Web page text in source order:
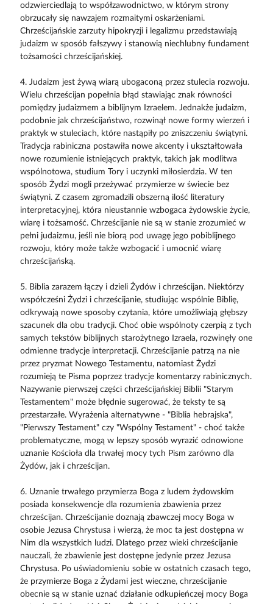
odzwierciedlają to współzawodnictwo, w którym strony
obrzucały się nawzajem rozmaitymi oskarżeniami.
Chrześcijańskie zarzuty hipokryzji i legalizmu przedstawiają
judaizm w sposób fałszywy i stanowią niechlubny fundament
tożsamości chrześcijańskiej.
4. Judaizm jest żywą wiarą ubogaconą przez stulecia rozwoju.
Wielu chrześcijan popełnia błąd stawiając znak równości
pomiędzy judaizmem a biblijnym Izraelem. Jednakże judaizm,
podobnie jak chrześcijaństwo, rozwinął nowe formy wierzeń i
praktyk w stuleciach, które nastąpiły po zniszczeniu świątyni.
Tradycja rabiniczna postawiła nowe akcenty i ukształtowała
nowe rozumienie istniejących praktyk, takich jak modlitwa
wspólnotowa, studium Tory i uczynki miłosierdzia. W ten
sposób Żydzi mogli przeżywać przymierze w świecie bez
świątyni. Z czasem zgromadzili obszerną ilość literatury
interpretacyjnej, która nieustannie wzbogaca żydowskie życie,
wiarę i tożsamość. Chrześcijanie nie są w stanie zrozumieć w
pełni judaizmu, jeśli nie biorą pod uwagę jego pobiblijnego
rozwoju, który może także wzbogacić i umocnić wiarę
chrześcijańską.
5. Biblia zarazem łączy i dzieli Żydów i chrześcijan. Niektórzy
współcześni Żydzi i chrześcijanie, studiując wspólnie Biblię,
odkrywają nowe sposoby czytania, które umożliwiają głębszy
szacunek dla obu tradycji. Choć obie wspólnoty czerpią z tych
samych tekstów biblijnych starożytnego Izraela, rozwinęły one
odmienne tradycje interpretacji. Chrześcijanie patrzą na nie
przez pryzmat Nowego Testamentu, natomiast Żydzi
rozumieją te Pisma poprzez tradycje komentarzy rabinicznych.
Nazywanie pierwszej części chrześcijańskiej Biblii "Starym
Testamentem" może błędnie sugerować, że teksty te są
przestarzałe. Wyrażenia alternatywne - "Biblia hebrajska",
"Pierwszy Testament" czy "Wspólny Testament" - choć także
problematyczne, mogą w lepszy sposób wyrazić odnowione
uznanie Kościoła dla trwałej mocy tych Pism zarówno dla
Żydów, jak i chrześcijan.
6. Uznanie trwałego przymierza Boga z ludem żydowskim
posiada konsekwencje dla rozumienia zbawienia przez
chrześcijan. Chrześcijanie doznają zbawczej mocy Boga w
osobie Jezusa Chrystusa i wierzą, że moc ta jest dostępna w
Nim dla wszystkich ludzi. Dlatego przez wieki chrześcijanie
nauczali, że zbawienie jest dostępne jedynie przez Jezusa
Chrystusa. Po uświadomieniu sobie w ostatnich czasach tego,
że przymierze Boga z Żydami jest wieczne, chrześcijanie
obecnie są w stanie uznać działanie odkupieńczej mocy Boga